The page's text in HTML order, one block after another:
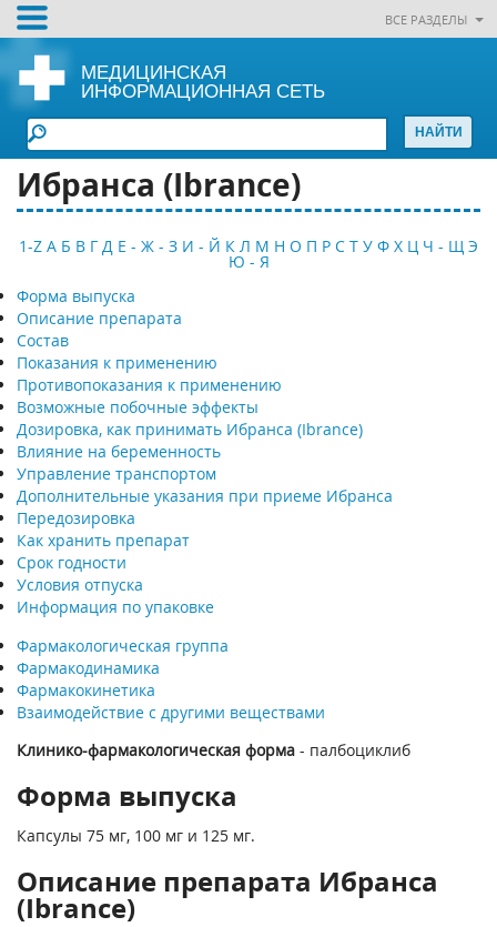
ВСЕ РАЗДЕЛЫ
МЕДИЦИНСКАЯ
ИНФОРМАЦИОННАЯ СЕТЬ
Ибранса (Ibrance)
1-Z А Б В Г Д Е - Ж - З И - Й К Л М Н О П Р С Т У Ф Х Ц Ч - Щ Э
Ю - Я
Форма выпуска
Описание препарата
Состав
Показания к применению
Противопоказания к применению
Возможные побочные эффекты
Дозировка, как принимать Ибранса (Ibrance)
Влияние на беременность
Управление транспортом
Дополнительные указания при приеме Ибранса
Передозировка
Как хранить препарат
Срок годности
Условия отпуска
Информация по упаковке
Фармакологическая группа
Фармакодинамика
Фармакокинетика
Взаимодействие с другими веществами
Клинико-фармакологическая форма - палбоциклиб
Форма выпуска
Капсулы 75 мг, 100 мг и 125 мг.
Описание препарата Ибранса
(Ibrance)